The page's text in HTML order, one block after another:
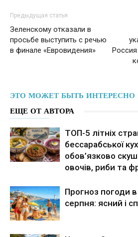
Предыдущая статья
Зеленскому отказали в
просьбе выступить с речью
в финале «Евровидения»
ЭТО МОЖЕТ БЫТЬ ИНТЕРЕСНО
ЕЩЕ ОТ АВТОРА
ТОП-5 літніх
бессарабської
обов’язково
овочів, риби та
Прогноз погоди
серпня: ясний і